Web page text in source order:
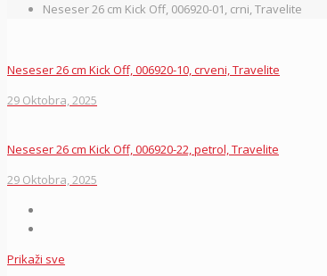
Neseser 26 cm Kick Off, 006920-01, crni, Travelite
Neseser 26 cm Kick Off, 006920-10, crveni, Travelite
29 Oktobra, 2025
Neseser 26 cm Kick Off, 006920-22, petrol, Travelite
29 Oktobra, 2025
Prikaži sve